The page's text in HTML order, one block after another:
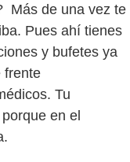
Más de una vez te
Pues ahí tienes
y bufetes ya
frente
Tu
en el